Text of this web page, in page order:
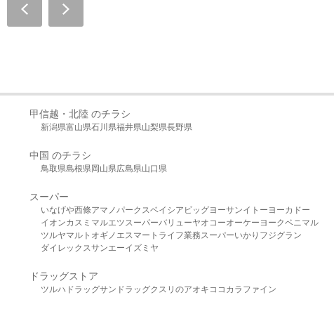
甲信越・北陸 のチラシ
新潟県富山県石川県福井県山梨県長野県
中国 のチラシ
鳥取県島根県岡山県広島県山口県
スーパー
いなげや西條アマノパークスベイシア ビッグヨーサンイトーヨーカドー
イオンカスミ マルエツスーパーバリューヤオコーオーケー ヨークベニマル
ツルヤマルト オギノ エスマート ライフ業務スーパーいかり フジグラン
ダイレックスサンエーイズミヤ
ドラッグストア
ツルハドラッグサンドラッグクスリのアオキ ココカラファイン